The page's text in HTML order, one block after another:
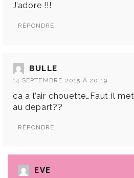
J’adore !!!
RÉPONDRE
BULLE
14 SEPTEMBRE 2015 À 20:19
ca a l’air chouette…Faut il
au depart??
RÉPONDRE
EVE